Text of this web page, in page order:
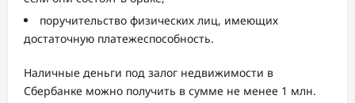
поручительство физических лиц, имеющих
достаточную платежеспособность.
Наличные деньги под залог недвижимости в
Сбербанке можно получить в сумме не менее 1 млн.